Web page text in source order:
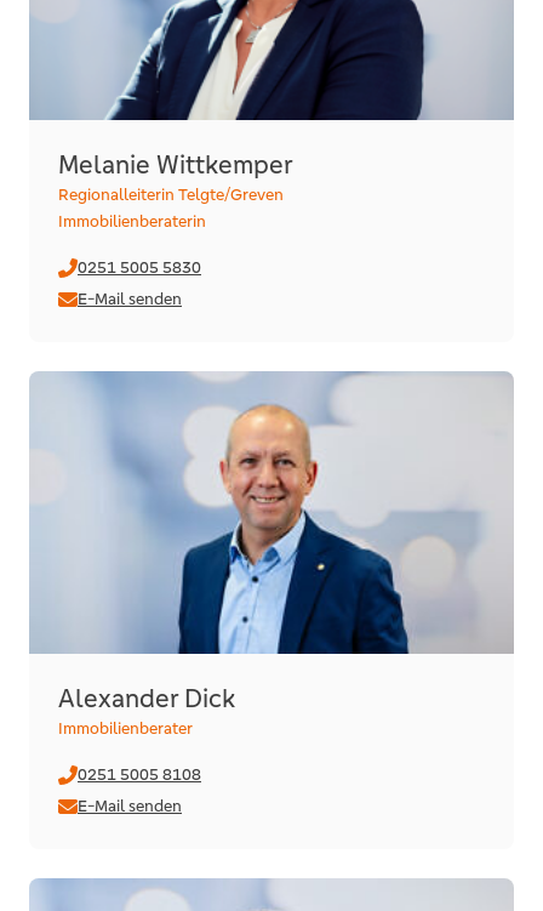
Melanie Wittkemper
Regionalleiterin Telgte/Greven
Immobilienberaterin
0251 5005 5830
E-Mail senden
Alexander Dick
Immobilienberater
0251 5005 8108
E-Mail senden